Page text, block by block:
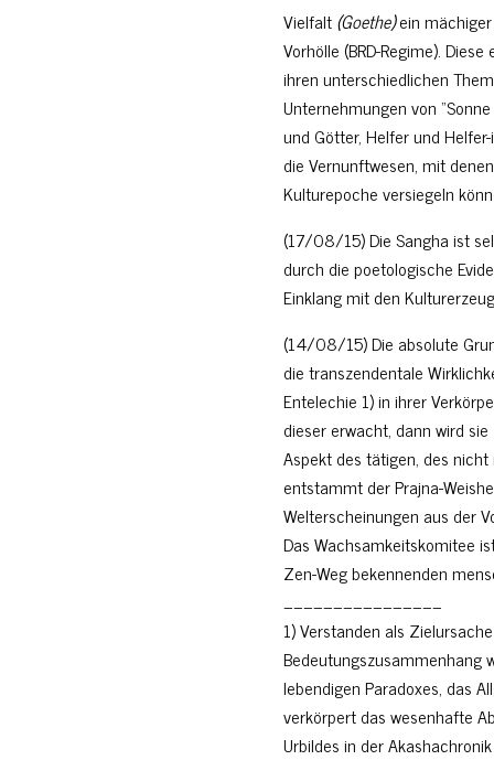
Vielfalt(Goethe)ein
Vorhölle (BRD-Regime).
ihren unterschiedlichen
Unternehmungen von
und Götter, Helfer und
die Vernunftwesen, mit
Kulturepoche versiegeln
(17/08/15) Die Sangha ist
durch die poetologische
Einklang mit den
(14/08/15) Die absolute
die transzendentale
Entelechie 1) in ihrer
dieser erwacht, dann wird
Aspekt des tätigen, des
entstammt der Prajna-
Welterscheinungen aus der
Das Wachsamkeitskomitee
Zen-Weg bekennenden
________________
1) Verstanden als
Bedeutungszusammenhang
lebendigen Paradoxes, das
verkörpert das wesenhafte
Urbildes in der